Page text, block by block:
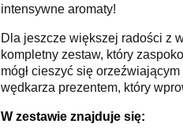
intensywne aromaty!
Dla jeszcze większej radości z
kompletny zestaw, który
mógł cieszyć się
wędkarza prezentem, który
W zestawie znajduje się: